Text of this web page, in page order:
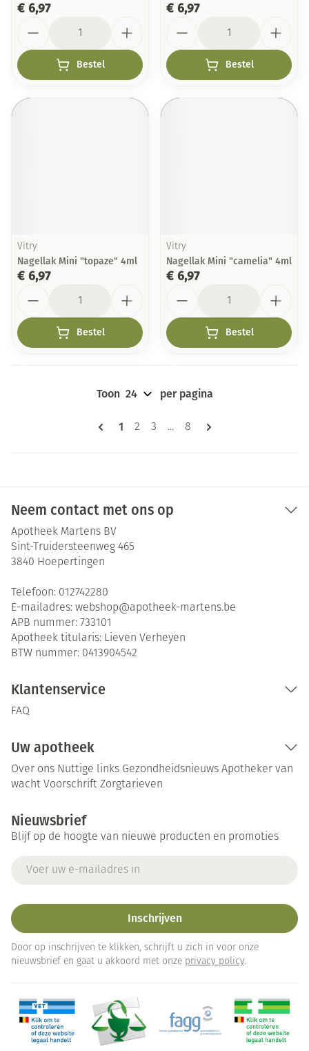
€ 6,97
Bestel
€ 6,97
Bestel
Vitry
Nagellak Mini "topaze" 4ml
€ 6,97
Bestel
Vitry
Nagellak Mini "camelia" 4ml
€ 6,97
Bestel
Pagina's
U lees momenteel pagina
1 Pagina
2 Pagina
3 ... Pagina
8
Toon per pagina
Neem contact met ons op
Apotheek Martens BV
Sint-Truidersteenweg 465
3840 Hoepertingen
Telefoon: 012742280
E-mailadres: webshop@apotheek-martens.be
APB nummer: 733101
Apotheek titularis: Lieven Verheyen
BTW nummer: 0413904542
Klantenservice
FAQ
Uw apotheek
Over ons Nuttige links Gezondheidsnieuws Apotheker van
wacht Voorschrift Zorgtarieven
Nieuwsbrief
Blijf op de hoogte van nieuwe producten en promoties
Inschrijven
Door op inschrijven te klikken, schrijft u zich in voor onze
nieuwsbrief en gaat u akkoord met onze privacy policy.